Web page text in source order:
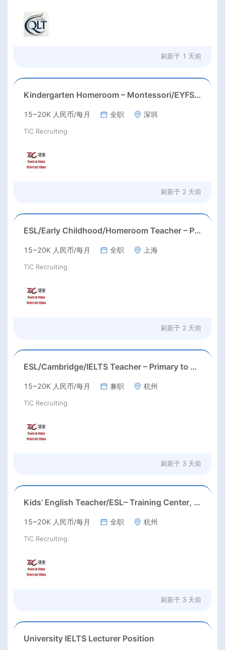
刷新于 1 天前
Kindergarten Homeroom – Montessori/EYFS/Reggio/Froebel/PYP
15~20K 人民币/每月 全职 深圳
TiC Recruiting
刷新于 2 天前
ESL/Early Childhood/Homeroom Teacher – Pre-K/Kindergarten
15~20K 人民币/每月 全职 上海
TiC Recruiting
刷新于 2 天前
ESL/Cambridge/IELTS Teacher – Primary to Secondary
15~20K 人民币/每月 兼职 杭州
TiC Recruiting
刷新于 3 天前
Kids’ English Teacher/ESL– Training Center, Ages 3-12
15~20K 人民币/每月 全职 杭州
TiC Recruiting
刷新于 3 天前
University IELTS Lecturer Position